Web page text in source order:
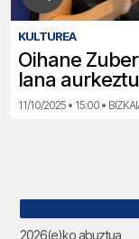
KULTUREA
Oihane
lana
11/10/2025 • 15:00 •
2026(e)ko abuztua